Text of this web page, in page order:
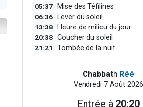
05:37 Mise des Téfilines
06:36 Lever du soleil
13:38 Heure de milieu du jour
20:38 Coucher du soleil
21:21 Tombée de la nuit
Chabbath Réé
Vendredi 7 Août 2026
Entrée à 20:20